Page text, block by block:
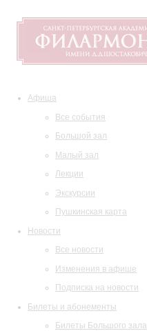
Афиша
Все события
Большой зал
Малый зал
Лекции
Экскурсии
Пушкинская карта
Новости
Все новости
Изменения в афише
Подписка на новости
Билеты и абонементы
Билеты Большого зала